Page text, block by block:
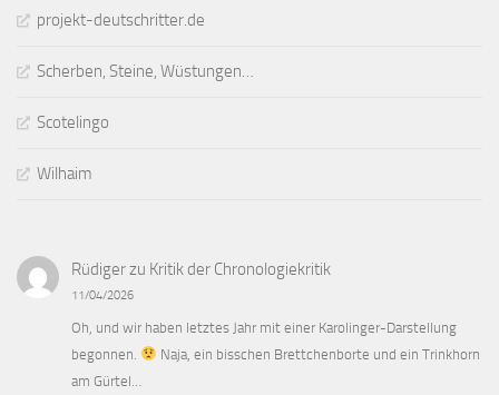
projekt-deutschritter.de
Scherben, Steine, Wüstungen…
Scotelingo
Wilhaim
Rüdigerzu Kritik der Chronologiekritik
11/04/2026
Oh, und wir haben letztes Jahr mit einer Karolinger-Darstellung
begonnen.
Naja, ein bisschen Brettchenborte und ein Trinkhorn
am Gürtel…